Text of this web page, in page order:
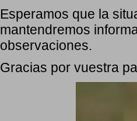
Esperamos que la
mantendremos
observaciones.
Gracias por vuestra